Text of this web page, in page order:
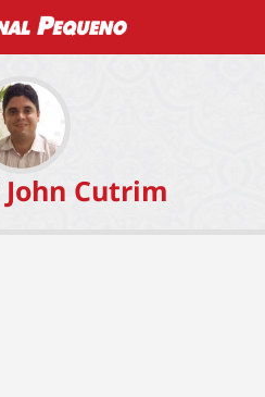
John Cutrim